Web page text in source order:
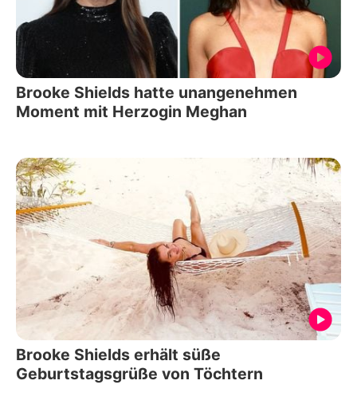
Brooke Shields hatte unangenehmen
Moment mit Herzogin Meghan
Brooke Shields erhält süße
Geburtstagsgrüße von Töchtern